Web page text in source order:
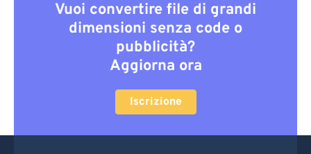
Vuoi convertire file di grandi
dimensioni senza code o
pubblicità?
Aggiorna ora
Iscrizione